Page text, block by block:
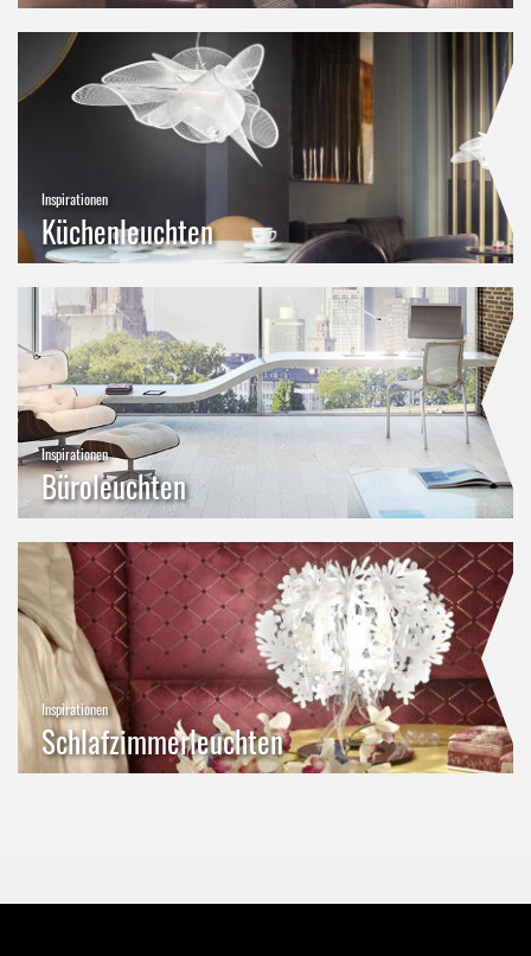
Inspirationen
Küchenleuchten
Inspirationen
Büroleuchten
Inspirationen
Schlafzimmerleuchten